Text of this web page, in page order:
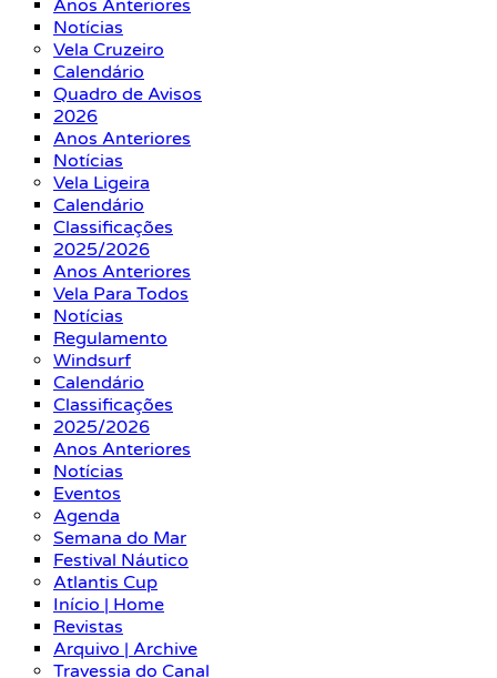
Anos Anteriores
Notícias
Vela Cruzeiro
Calendário
Quadro de Avisos
2026
Anos Anteriores
Notícias
Vela Ligeira
Calendário
Classificações
2025/2026
Anos Anteriores
Vela Para Todos
Notícias
Regulamento
Windsurf
Calendário
Classificações
2025/2026
Anos Anteriores
Notícias
Eventos
Agenda
Semana do Mar
Festival Náutico
Atlantis Cup
Início | Home
Revistas
Arquivo | Archive
Travessia do Canal